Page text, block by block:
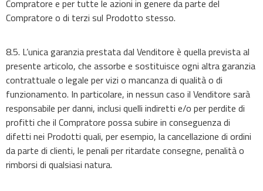
Compratore e per tutte le azioni in genere da parte del
Compratore o di terzi sul Prodotto stesso.
8.5. L’unica garanzia prestata dal Venditore è quella prevista al
presente articolo, che assorbe e sostituisce ogni altra garanzia
contrattuale o legale per vizi o mancanza di qualità o di
funzionamento. In particolare, in nessun caso il Venditore sarà
responsabile per danni, inclusi quelli indiretti e/o per perdite di
profitti che il Compratore possa subire in conseguenza di
difetti nei Prodotti quali, per esempio, la cancellazione di ordini
da parte di clienti, le penali per ritardate consegne, penalità o
rimborsi di qualsiasi natura.